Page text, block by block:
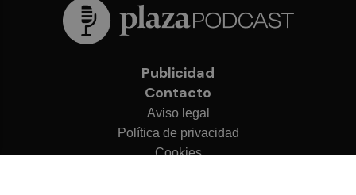
Publicidad
Contacto
Aviso legal
Política de privacidad
Cookies